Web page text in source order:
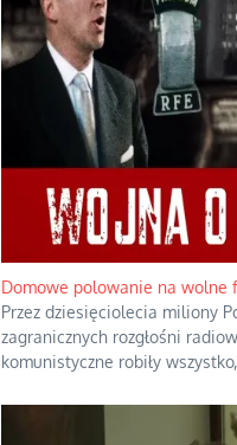
Domowe polowanie na wolne
Przez dziesięciolecia miliony
zagranicznych rozgłośni
komunistyczne robiły wszystko,